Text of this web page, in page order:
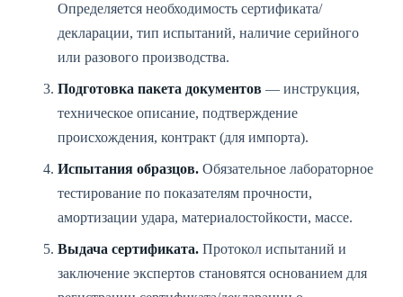
Определяется необходимость сертификата/
декларации, тип испытаний, наличие серийного
или разового производства.
Подготовка пакета документов — инструкция,
техническое описание, подтверждение
происхождения, контракт (для импорта).
Испытания образцов. Обязательное лабораторное
тестирование по показателям прочности,
амортизации удара, материалостойкости, массе.
Выдача сертификата. Протокол испытаний и
заключение экспертов становятся основанием для